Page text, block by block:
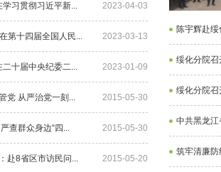
习贯彻习近平新... 2023-04-03
第十四届全国人民... 2023-03-13
十届中央纪委二... 2023-01-09
党 从严治党一刻... 2015-05-30
查群众身边“四... 2015-05-30
赴8省区市访民问... 2015-05-20
陈宇辉赴
绥化分院
绥化分院
中共黑龙
筑牢清廉